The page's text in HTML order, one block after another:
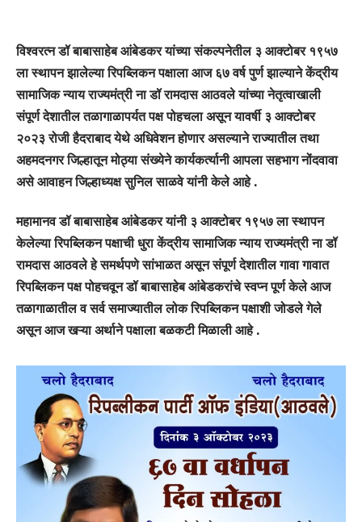
विश्वरत्न डॉ बाबासाहेब आंबेडकर यांच्या संकल्पनेतील ३ आक्टोबर १९५७
ला स्थापन झालेल्या रिपब्लिकन पक्षाला आज ६७ वर्ष पुर्ण झाल्याने केंद्रीय
सामाजिक न्याय राज्यमंत्री ना डॉ रामदास आठवले यांच्या नेतृत्वाखाली
संपूर्ण देशातील तळागाळापर्यत पक्ष पोहचला असून यावर्षी ३ आक्टोबर
२०२३ रोजी हैदराबाद येथे अधिवेशन होणार असल्याने राज्यातील तथा
अहमदनगर जिल्हातून मोठ्या संख्येने कार्यकर्त्यानी आपला सहभाग नोंदवावा
असे आवाहन जिल्हाध्यक्ष सुनिल साळवे यांनी केले आहे .
महामानव डॉ बाबासाहेब आंबेडकर यांनी ३ आक्टोबर १९५७ ला स्थापन
केलेल्या रिपब्लिकन पक्षाची धुरा केंद्रीय सामाजिक न्याय राज्यमंत्री ना डॉ
रामदास आठवले हे समर्थपणे सांभाळत असून संपूर्ण देशातील गावा गावात
रिपब्लिकन पक्ष पोहचवून डॉ बाबासाहेब आंबेडकरांचे स्वप्न पूर्ण केले आज
तळागाळातील व सर्व समाज्यातील लोक रिपब्लिकन पक्षाशी जोडले गेले
असून आज खऱ्या अर्थाने पक्षाला बळकटी मिळाली आहे .